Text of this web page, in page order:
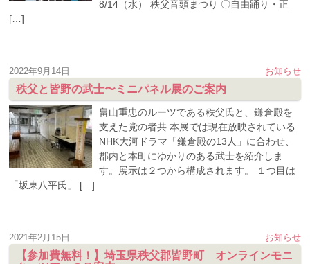
8/14（水） 秩父音頭まつり 〇自由踊り・正
[…]
お知らせ
2022年9月14日
秩父と皆野の武士〜ミニパネル展のご案内
畠山重忠のルーツである秩父氏と、鎌倉殿を
支えた党の者共 本展では現在放映されている
NHK大河ドラマ「鎌倉殿の13人」に合わせ、
郡内と本町にゆかりのある武士を紹介しま
す。展示は２つから構成されます。 １つ目は
「坂東八平氏」 […]
お知らせ
2021年2月15日
【参加費無料！】埼玉県秩父郡皆野町 オンラインモニ